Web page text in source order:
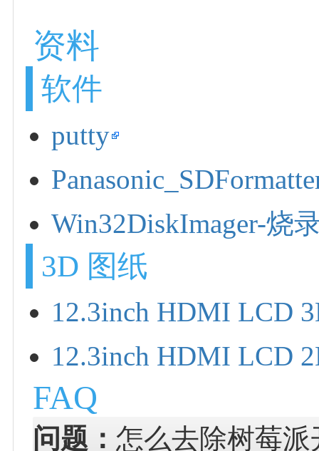
资料
软件
putty
Win32DiskImager-烧
3D 图纸
12.3inch HDMI LCD
12.3inch HDMI LCD
FAQ
问题：怎么去除树莓